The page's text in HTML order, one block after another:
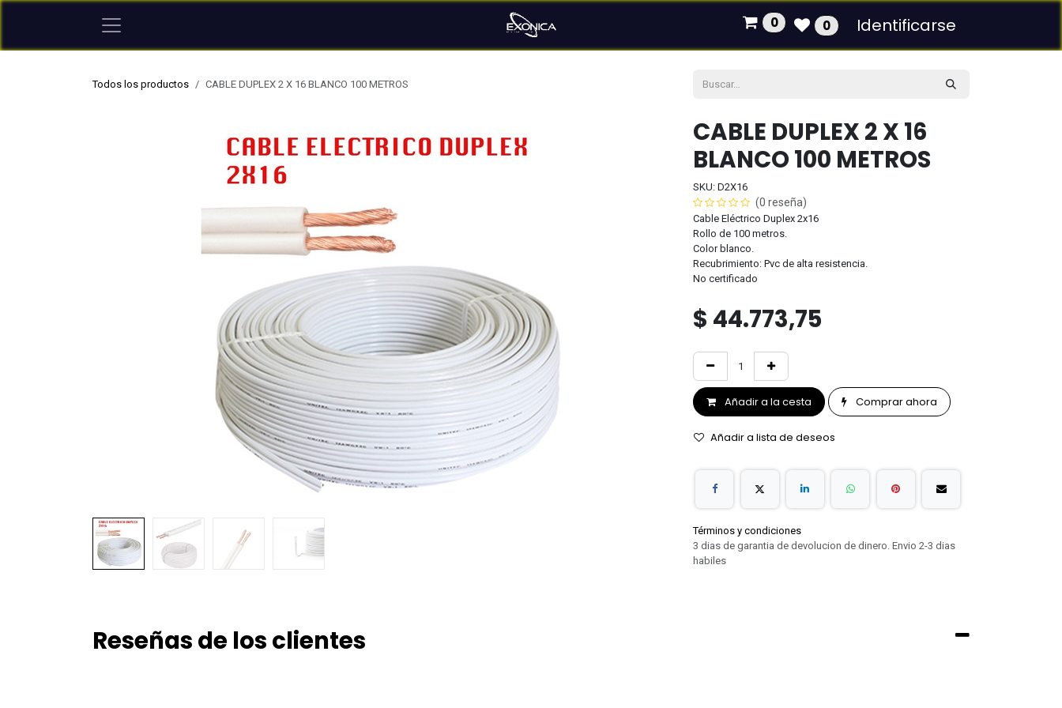
Ir al contenido
0 0 Identificarse
Todos los productos CABLE DUPLEX 2 X 16 BLANCO 100 METROS
CABLE DUPLEX 2 X 16
BLANCO 100 METROS
SKU: D2X16
(0 reseña)
Cable Eléctrico Duplex 2x16
Rollo de 100 metros.
Color blanco.
Recubrimiento: Pvc de alta resistencia.
No certificado
$ 44.773,75
Añadir a la cesta Comprar ahora
Añadir a lista de deseos
Términos y condiciones
3 dias de garantia de devolucion de dinero. Envio 2-3 dias
habiles
Reseñas de los clientes